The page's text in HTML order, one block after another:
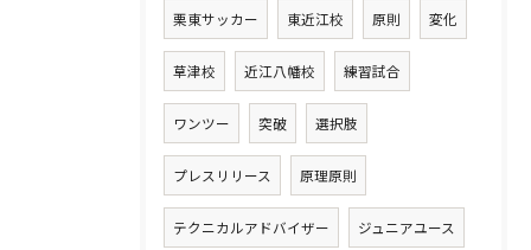
栗東サッカー 東近江校 原則 変化
草津校 近江八幡校 練習試合
ワンツー 突破 選択肢
プレスリリース 原理原則
テクニカルアドバイザー ジュニアユース